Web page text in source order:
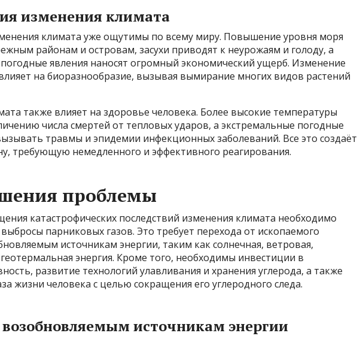
изменения климата
климата уже ощутимы по всему миру. Повышение уровня моря
районам и островам, засухи приводят к неурожаям и голоду, а
явления наносят огромный экономический ущерб. Изменение
на биоразнообразие, вызывая вымирание многих видов растений
также влияет на здоровье человека. Более высокие температуры
числа смертей от тепловых ударов, а экстремальные погодные
травмы и эпидемии инфекционных заболеваний. Все это создаёт
требующую немедленного и эффективного реагирования.
проблемы
катастрофических последствий изменения климата необходимо
парниковых газов. Это требует перехода от ископаемого
источникам энергии, таким как солнечная, ветровая,
энергия. Кроме того, необходимы инвестиции в
развитие технологий улавливания и хранения углерода, а также
жизни человека с целью сокращения его углеродного следа.
источникам энергии